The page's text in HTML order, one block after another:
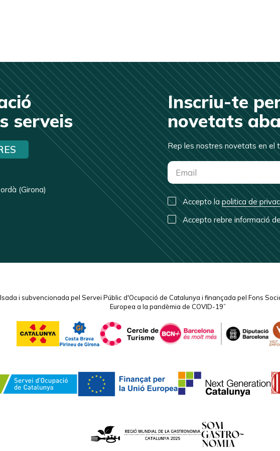
serveis
(Girona)
Inscriu-te
novetats
Rep les nostres novetats en el
Accepto lapolitica de
Accepto rebre informació
i subvencionada pel Servei Públic d'Ocupació de Catalunya i finançada pel Fons
Europea a la pandèmia de COVID-19”